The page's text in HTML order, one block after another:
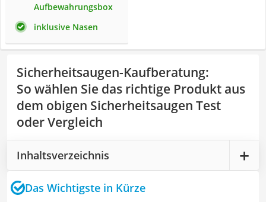
Aufbewahrungsbox
inklusive Nasen
Sicherheitsaugen-Kaufberatung:
So wählen Sie das richtige Produkt aus
dem obigen Sicherheitsaugen Test
oder Vergleich
Inhaltsverzeichnis
Das Wichtigste in Kürze